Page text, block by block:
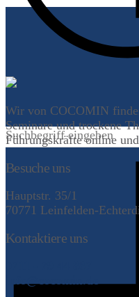
Wir von COCOMIN
Seminare und trockene
Führungskräfte online
Besuche uns
Hauptstr. 35/1
70771 Leinfelden-
Kontaktiere uns